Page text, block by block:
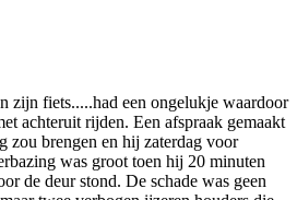
zijn fiets.....had een ongelukje waardoor
achteruit rijden. Een afspraak gemaakt
zou brengen en hij zaterdag voor
was groot toen hij 20 minuten
de deur stond. De schade was geen